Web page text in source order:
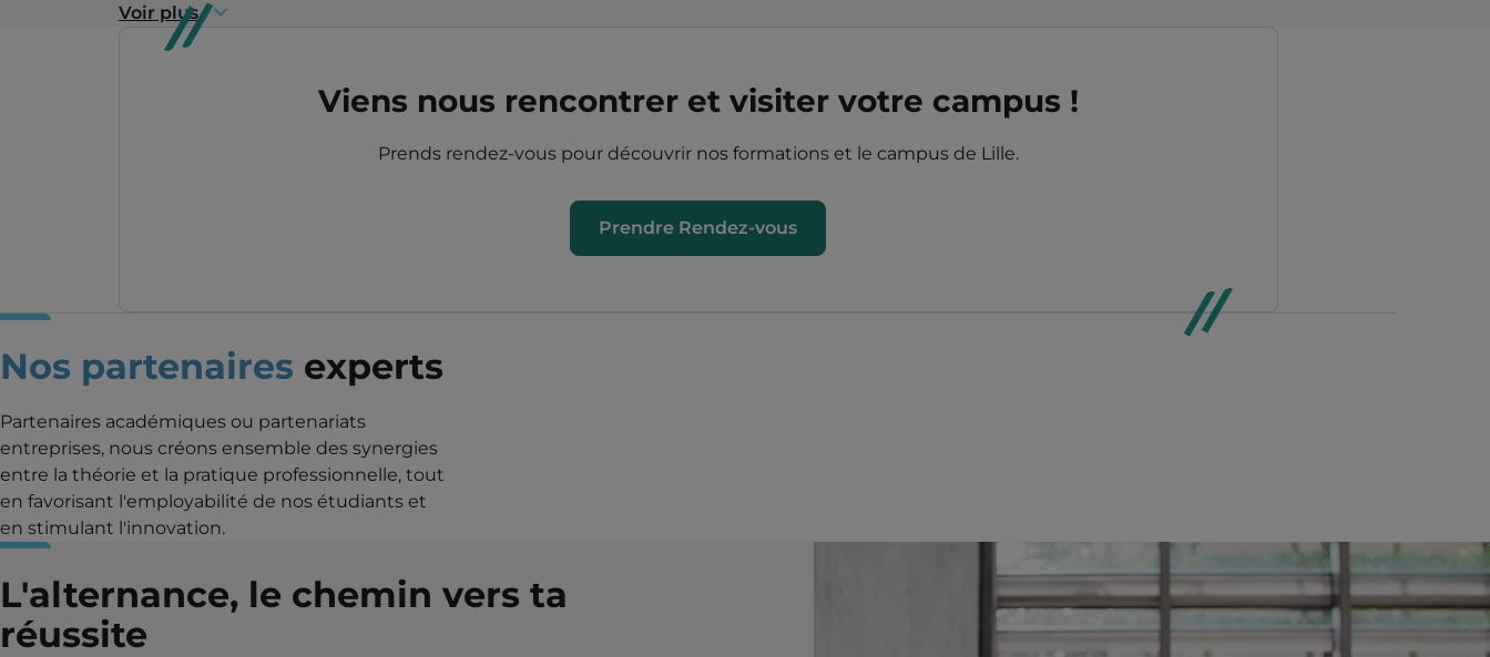
Voir plus
Viens nous rencontrer et visiter votre campus !
Prends rendez-vous pour découvrir nos formations et le campus de Lille.
Prendre Rendez-vous
Nos partenaires experts
Partenaires académiques ou partenariats
entreprises, nous créons ensemble des synergies
entre la théorie et la pratique professionnelle, tout
en favorisant l'employabilité de nos étudiants et
en stimulant l'innovation.
L'alternance, le chemin vers ta
réussite